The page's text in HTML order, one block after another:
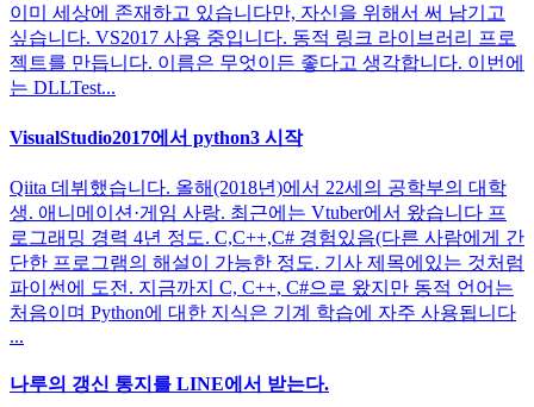
이미 세상에 존재하고 있습니다만, 자신을 위해서 써 남기고
싶습니다. VS2017 사용 중입니다. 동적 링크 라이브러리 프로
젝트를 만듭니다. 이름은 무엇이든 좋다고 생각합니다. 이번에
는 DLLTest...
VisualStudio2017에서 python3 시작
Qiita 데뷔했습니다. 올해(2018년)에서 22세의 공학부의 대학
생. 애니메이션·게임 사랑. 최근에는 Vtuber에서 왔습니다 프
로그래밍 경력 4년 정도. C,C++,C# 경험있음(다른 사람에게 간
단한 프로그램의 해설이 가능한 정도. 기사 제목에있는 것처럼
파이썬에 도전. 지금까지 C, C++, C#으로 왔지만 동적 언어는
처음이며 Python에 대한 지식은 기계 학습에 자주 사용됩니다
...
나루의 갱신 통지를 LINE에서 받는다.